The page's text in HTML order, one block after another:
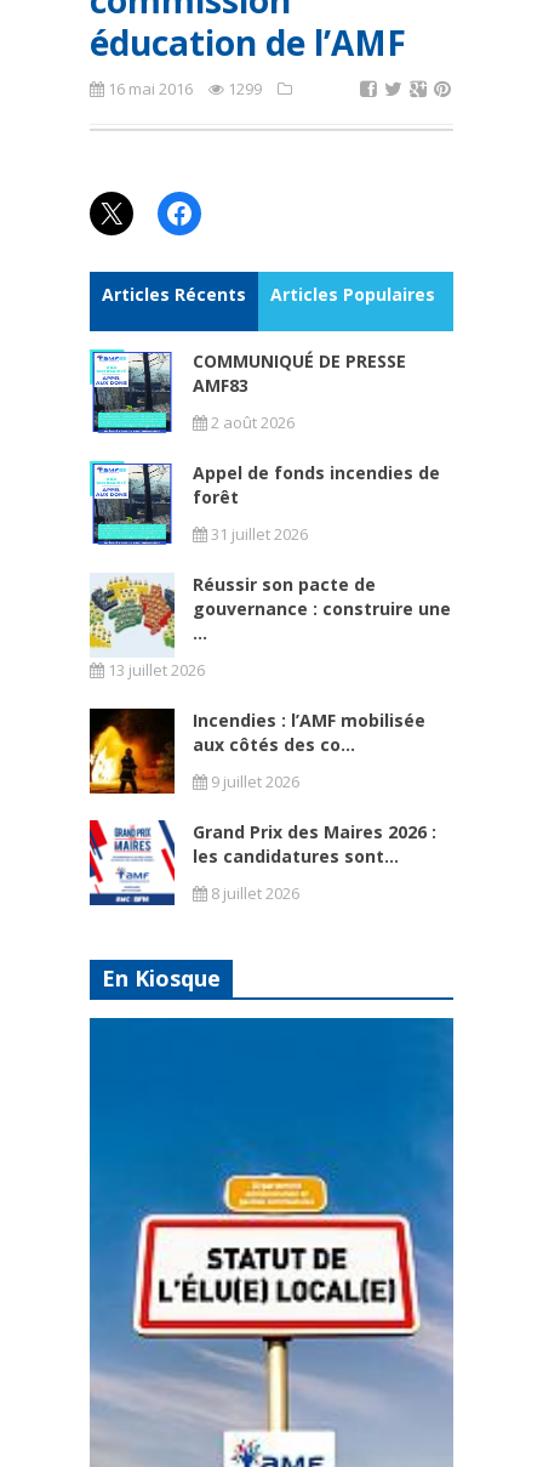
éducation de l’AMF
16 mai 2016 1299
X Facebook
Articles Récents Articles Populaires
COMMUNIQUÉ DE PRESSE
AMF83
2 août 2026
Appel de fonds incendies de
forêt
31 juillet 2026
Réussir son pacte de
gouvernance : construire une
...
13 juillet 2026
Incendies : l’AMF mobilisée
aux côtés des co...
9 juillet 2026
Grand Prix des Maires 2026 :
les candidatures sont...
8 juillet 2026
En Kiosque